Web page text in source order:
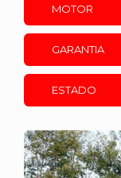
MOTOR
GARANTIA
ESTADO